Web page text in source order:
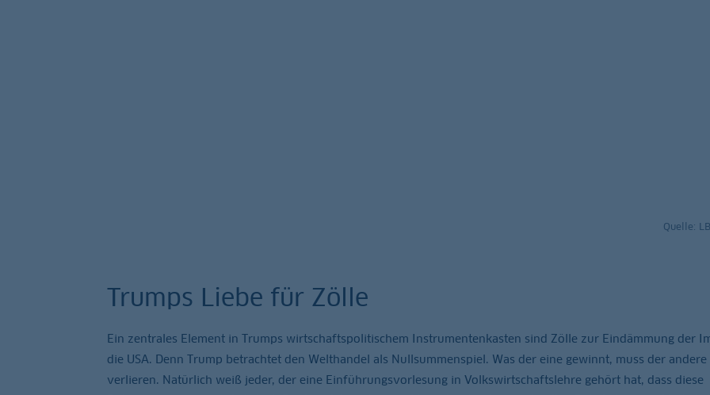
Quelle:
Trumps Liebe für Zölle
Ein zentrales Element in Trumps wirtschaftspolitischem Instrumentenkasten sind Zölle zur Eindämmung der
die USA. Denn Trump betrachtet den Welthandel als Nullsummenspiel. Was der eine gewinnt, muss der andere
verlieren. Natürlich weiß jeder, der eine Einführungsvorlesung in Volkswirtschaftslehre gehört hat, dass diese